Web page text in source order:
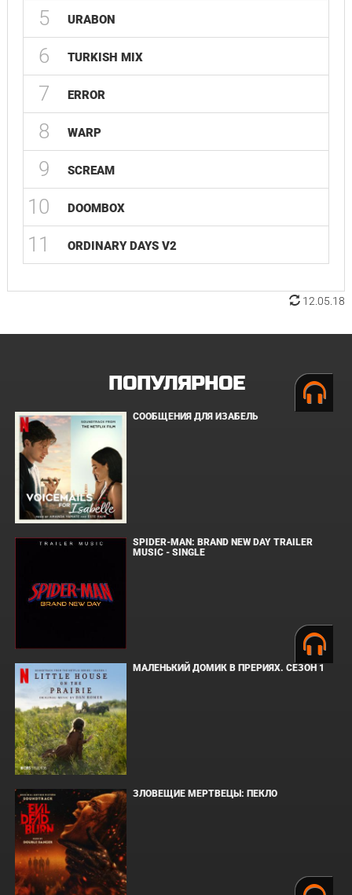
5 URABON
6 TURKISH MIX
7 ERROR
8 WARP
9 SCREAM
10 DOOMBOX
11 ORDINARY DAYS V2
12.05.18
ПОПУЛЯРНОЕ
СООБЩЕНИЯ ДЛЯ ИЗАБЕЛЬ
SPIDER-MAN: BRAND NEW DAY TRAILER
MUSIC - SINGLE
МАЛЕНЬКИЙ ДОМИК В ПРЕРИЯХ. СЕЗОН 1
ЗЛОВЕЩИЕ МЕРТВЕЦЫ: ПЕКЛО